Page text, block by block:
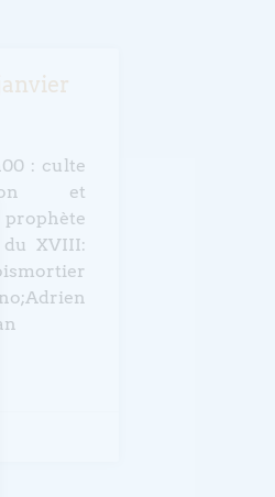
: culte
et
du XVIII: